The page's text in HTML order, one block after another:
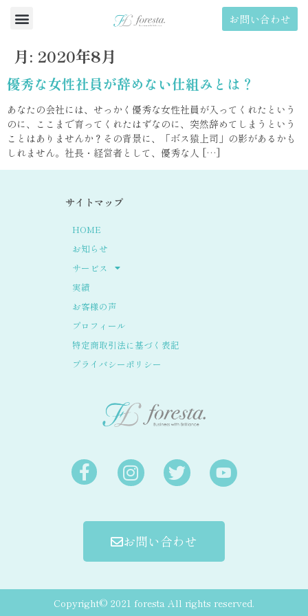
お問い合わせ
月: 2020年8月
優秀な女性社員が辞めない仕組みとは？
あなたの会社には、せっかく優秀な女性社員が入ってくれたという
のに、ここまで育ってくれたはずなのに、突然辞めてしまうという
ことはありませんか？その背景に、「ボス猿上司」の影があるかも
しれません。社長・経営者として、優秀な人 […]
サイトマップ
HOME
お知らせ
サービス
実績
お客様の声
プロフィール
特定商取引法に基づく表記
プライバシーポリシー
お問い合わせ
Copyright© 2021 foresta All rights reserved.